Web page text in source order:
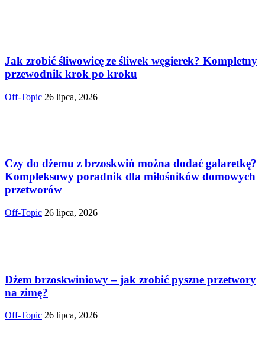
Jak zrobić śliwowicę ze śliwek węgierek? Kompletny
przewodnik krok po kroku
Off-Topic 26 lipca, 2026
Czy do dżemu z brzoskwiń można dodać galaretkę?
Kompleksowy poradnik dla miłośników domowych
przetworów
Off-Topic 26 lipca, 2026
Dżem brzoskwiniowy – jak zrobić pyszne przetwory
na zimę?
Off-Topic 26 lipca, 2026